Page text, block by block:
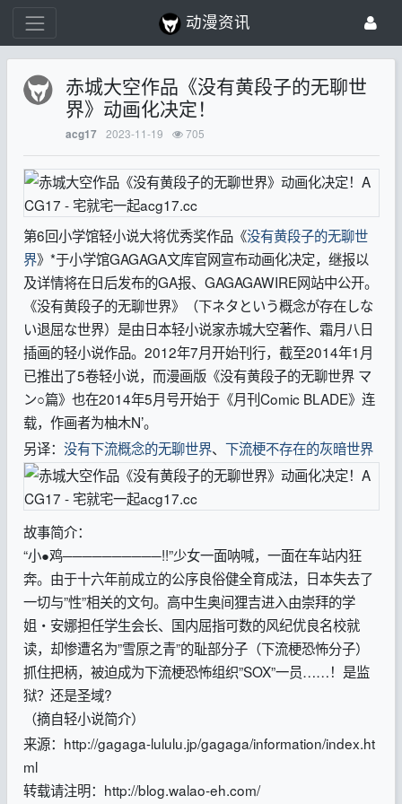
动漫资讯
赤城大空作品《没有黄段子的无聊世
界》动画化决定！
acg17 2023-11-19 705
第6回小学馆轻小说大将优秀奖作品《没有黄段子的无聊世
界》*于小学馆GAGAGA文库官网宣布动画化决定，继报以
及详情将在日后发布的GA报、GAGAGAWIRE网站中公开。
《没有黄段子的无聊世界》（下ネタという概念が存在しな
い退屈な世界）是由日本轻小说家赤城大空著作、霜月八日
插画的轻小说作品。2012年7月开始刊行，截至2014年1月
已推出了5卷轻小说，而漫画版《没有黄段子的无聊世界 マ
ン○篇》也在2014年5月号开始于《月刊Comic BLADE》连
载，作画者为柚木N’。
另译： 没有下流概念的无聊世界、 下流梗不存在的灰暗世界
故事简介：
“小●鸡──────────!!”少女一面呐喊，一面在车站内狂
奔。由于十六年前成立的公序良俗健全育成法，日本失去了
一切与”性”相关的文句。高中生奥间狸吉进入由崇拜的学
姐‧安娜担任学生会长、国内屈指可数的风纪优良名校就
读，却惨遭名为”雪原之青”的耻部分子（下流梗恐怖分子）
抓住把柄，被迫成为下流梗恐怖组织”SOX”一员……！是监
狱？还是圣域?
（摘自轻小说简介）
来源：http://gagaga-lululu.jp/gagaga/information/index.ht
ml
转载请注明：http://blog.walao-eh.com/